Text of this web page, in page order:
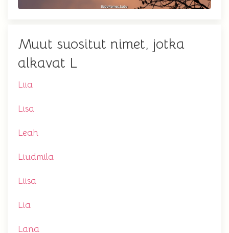
Muut suositut nimet, jotka
alkavat L
Liia
Lisa
Leah
Liudmila
Liisa
Lia
Lana